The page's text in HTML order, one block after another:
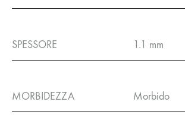
SPESSORE 1.1 mm
MORBIDEZZA Morbido